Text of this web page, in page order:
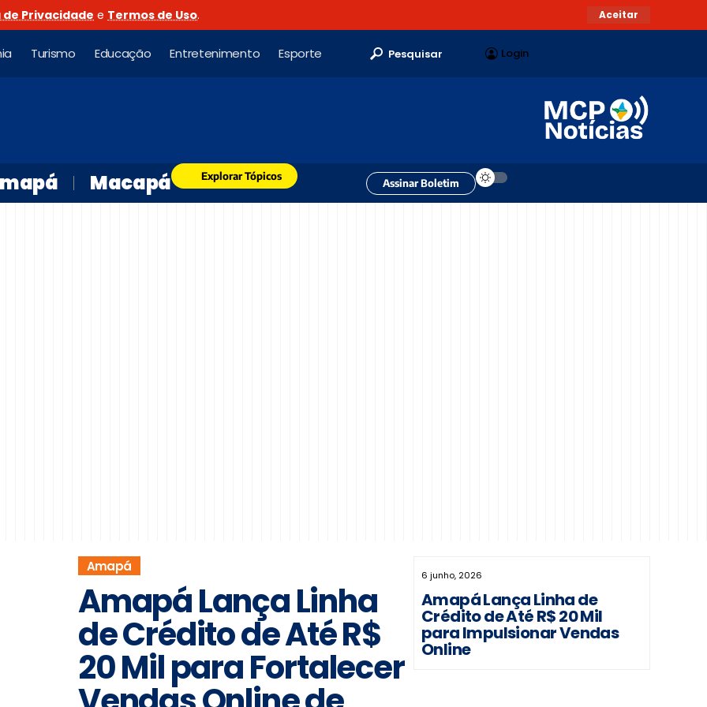
Privacidade e Termos de Uso. Aceitar
Turismo Educação Entretenimento Esporte Pesquisar Login
Macapá Explorar Tópicos
Assinar Boletim
Amapá
Amapá Lança Linha
de Crédito de Até R$
20 Mil para Fortalecer
6 junho, 2026
Amapá Lança Linha de
Crédito de Até R$ 20 Mil
para Impulsionar Vendas
Online